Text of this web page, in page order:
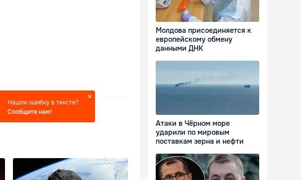
Нашли ошибку в тексте?
Сообщите нам!
Молдова присоединяется к
европейскому обмену
данными ДНК
Атаки в Чёрном море
ударили по мировым
поставкам зерна и нефти